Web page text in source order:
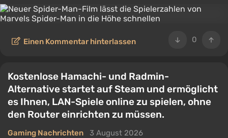
0
Einen Kommentar hinterlassen
Kostenlose Hamachi- und Radmin-
Alternative startet auf Steam und ermöglicht
es Ihnen, LAN-Spiele online zu spielen, ohne
den Router einrichten zu müssen.
Gaming Nachrichten 3 August 2026